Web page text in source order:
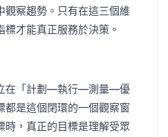
觀察趨勢。只有在這三個維
才能真正服務於決策。
在「計劃—執行—測量—優
都是這個閉環的一個觀察窗
時，真正的目標是理解受眾